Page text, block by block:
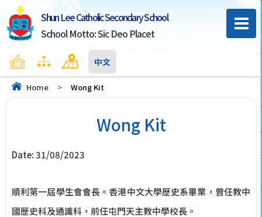
Shun Lee Catholic Secondary School
School Motto: Sic Deo Placet
Home Sitemap Contact Us
中文
Home > Wong Kit
Wong Kit
Date:31/08/2023
順利第一屆學生會會長。香港中文大學歷史系畢業，曾任教中
國歷史科及通識科，前任屯門天主教中學校長。